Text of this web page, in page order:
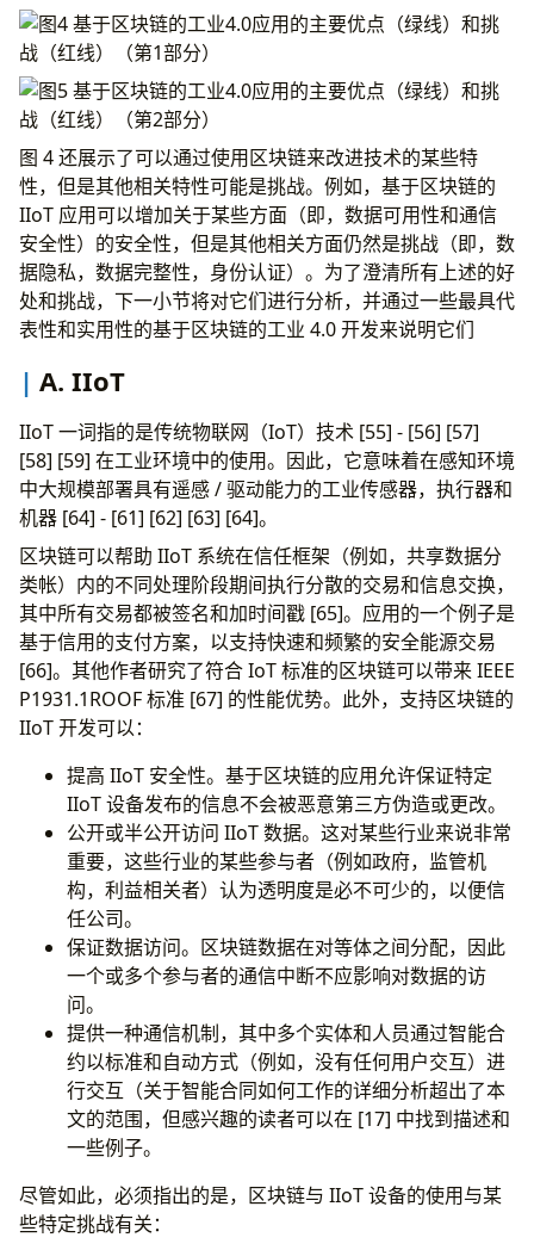
图 4 还展示了可以通过使用区块链来改进技术的某些特
性，但是其他相关特性可能是挑战。例如，基于区块链的
IIoT 应用可以增加关于某些方面（即，数据可用性和通信
安全性）的安全性，但是其他相关方面仍然是挑战（即，数
据隐私，数据完整性，身份认证）。为了澄清所有上述的好
处和挑战，下一小节将对它们进行分析，并通过一些最具代
表性和实用性的基于区块链的工业 4.0 开发来说明它们
A. IIoT
IIoT 一词指的是传统物联网（IoT）技术 [55] - [56] [57]
[58] [59] 在工业环境中的使用。因此，它意味着在感知环境
中大规模部署具有遥感 / 驱动能力的工业传感器，执行器和
机器 [64] - [61] [62] [63] [64]。
区块链可以帮助 IIoT 系统在信任框架（例如，共享数据分
类帐）内的不同处理阶段期间执行分散的交易和信息交换，
其中所有交易都被签名和加时间戳 [65]。应用的一个例子是
基于信用的支付方案，以支持快速和频繁的安全能源交易
[66]。其他作者研究了符合 IoT 标准的区块链可以带来 IEEE
P1931.1ROOF 标准 [67] 的性能优势。此外，支持区块链的
IIoT 开发可以：
提高 IIoT 安全性。基于区块链的应用允许保证特定
IIoT 设备发布的信息不会被恶意第三方伪造或更改。
公开或半公开访问 IIoT 数据。这对某些行业来说非常
重要，这些行业的某些参与者（例如政府，监管机
构，利益相关者）认为透明度是必不可少的，以便信
任公司。
保证数据访问。区块链数据在对等体之间分配，因此
一个或多个参与者的通信中断不应影响对数据的访
问。
提供一种通信机制，其中多个实体和人员通过智能合
约以标准和自动方式（例如，没有任何用户交互）进
行交互（关于智能合同如何工作的详细分析超出了本
文的范围，但感兴趣的读者可以在 [17] 中找到描述和
一些例子。
尽管如此，必须指出的是，区块链与 IIoT 设备的使用与某
些特定挑战有关：